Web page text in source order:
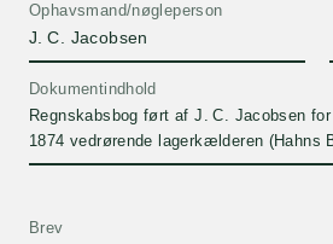
Ophavsmand/nøgleperson
J. C. Jacobsen
Dokumentindhold
Regnskabsbog ført af J. C. Jacobsen
1874 vedrørende lagerkælderen (Hahns
udgifter til ny hovedbygning 1851-1854;
bryggeri 1846-1848; 'Udgifter til det nye
Brev